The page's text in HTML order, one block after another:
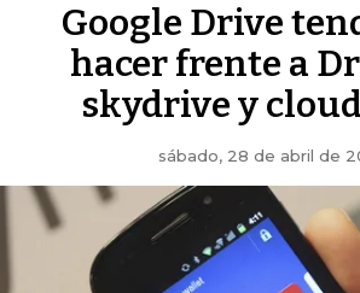
Google Drive
hacer frente a
skydrive y
sábado, 28 de abril de